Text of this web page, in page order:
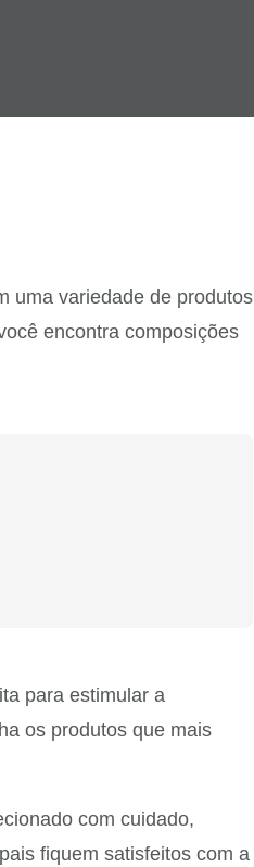
uma variedade de produtos
encontra composições
para estimular a
os produtos que mais
com cuidado,
fiquem satisfeitos com a